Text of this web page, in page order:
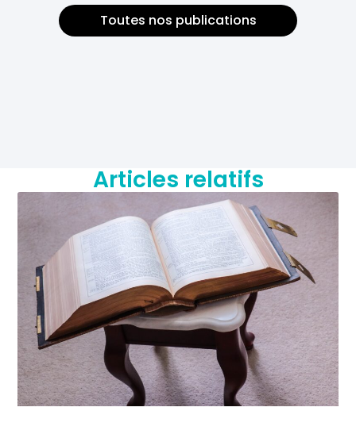
Toutes nos publications
Articles relatifs